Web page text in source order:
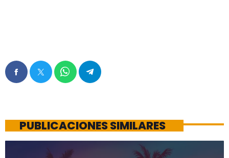
PUBLICACIONES SIMILARES